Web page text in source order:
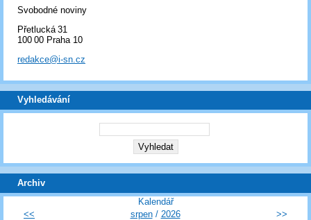
Svobodné noviny
Přetlucká 31
100 00 Praha 10
redakce@i-sn.cz
Vyhledávání
Archiv
Kalendář
<<
srpen/ 2026 >>